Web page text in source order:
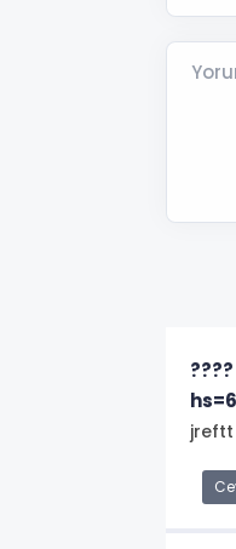
jreftt